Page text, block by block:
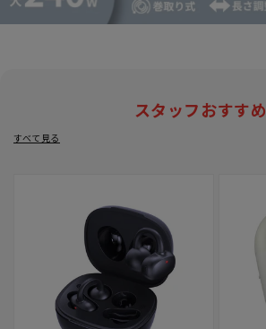
スタッフおすすめ
すべて見る